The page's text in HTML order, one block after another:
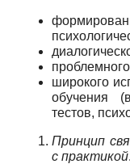
широкого
обучения
тестов,
Принцип
с практикой.